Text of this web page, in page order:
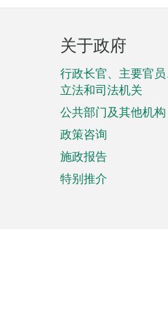
页
脚
菜
单
关于政府
行政长官、主要官员
立法和司法机关
公共部门及其他机构
政策咨询
施政报告
特别推介